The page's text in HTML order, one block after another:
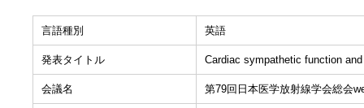
言語種別 英語
発表タイトル Cardiac sympathetic function
会議名 第79回日本医学放射線学会総会